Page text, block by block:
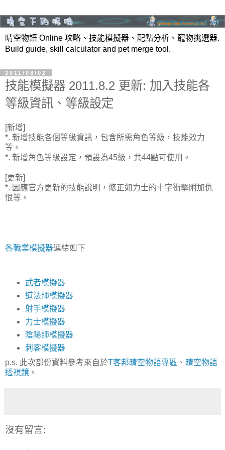
晴空物語 Online 攻略、技能模擬器、配點分析、寵物挑選器.
Build guide, skill calculator and pet merge tool.
2011/08/02
技能模擬器 2011.8.2 更新: 加入技能各
等級資訊、等級設定
[新增]
*. 新增技能各個等級資訊，包含所需角色等級，技能效力
等。
*. 新增角色等級設定，預設為45級，共44點可使用。
[更新]
*. 因應官方更新的技能說明，修正如力士的十字衝擊附加仇
恨等。
各職業模擬器連結如下
武者模擬器
道法師模擬器
射手模擬器
力士模擬器
陰陽師模擬器
刺客模擬器
p.s. 此次部份資料參考來自於T客邦晴空物語專區 、 晴空物語
透視鏡 。
沒有留言: